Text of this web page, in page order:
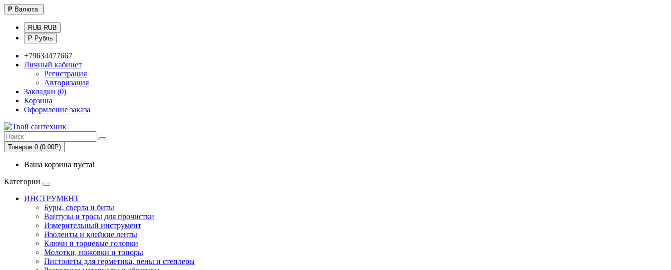
Р Валюта
RUB RUB
Р Рубль
+79634477667
Личный кабинет
Регистрация
Авторизация
Закладки (0)
Корзина
Оформление заказа
Товаров 0 (0.00Р)
Ваша корзина пуста!
Категории
ИНСТРУМЕНТ
Буры, сверла и биты
Вантузы и тросы для прочистки
Измерительный инструмент
Изоленты и клейкие ленты
Ключи и торцевые головки
Молотки, ножовки и топоры
Пистолеты для герметика, пены и степлеры